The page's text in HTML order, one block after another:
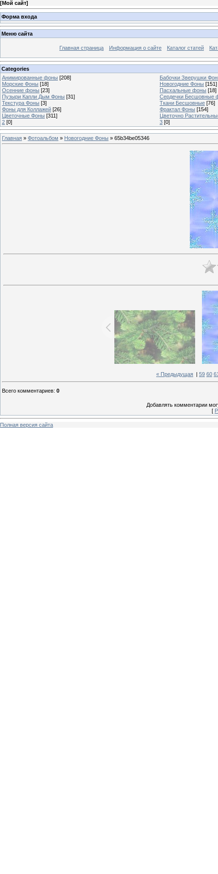
[Мой сайт]
Форма входа
Меню сайта
Главная страница Информация о сайте Каталог статей
Categories
Анимированные фоны [208]
Бабочки Зверушки
Морские Фоны [18] Новогодние Фоны [151]
Осенние фоны [23] Пасхальные фоны [18]
Пузыри Капли Дым Фоны [31]
Сердечки Бесшовные
Текстура Фоны [3] Ткани Бесшовные [76]
Фоны для Коллажей [26] Фрактал Фоны [154]
Цветочные Фоны [311]
Цветочно
2 [0] 3 [0]
Главная » Фотоальбом » Новогодние Фоны » 65b34be05346
« Предыдущая 59 60
Всего комментариев: 0
Добавлять комментарии
[
Полная версия сайта